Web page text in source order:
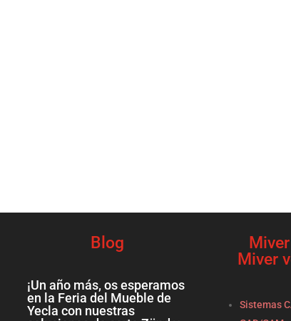
Blog
¡Un año más, os esperamos
en la Feria del Mueble de
Yecla con nuestras
Miver
Sistemas